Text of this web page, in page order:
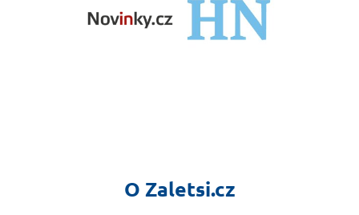
O Zaletsi.cz